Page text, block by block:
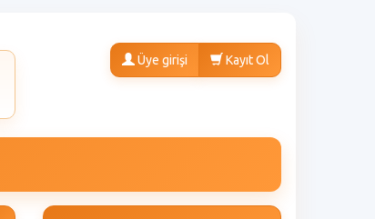
Üye girişi Kayıt Ol